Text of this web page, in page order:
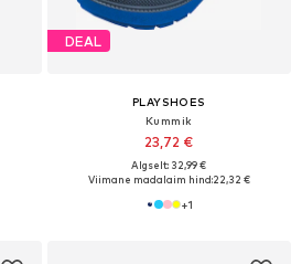
DEAL
PLAYSHOES
Kummik
23,72 €
Algselt: 32,99 €
Viimane madalaim hind:22,32 €
+1